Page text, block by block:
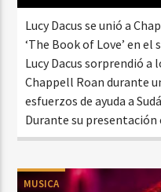
Lucy Dacus se unió a
‘The Book of Love’ en
Lucy Dacus sorprendió
Chappell Roan durante
esfuerzos de ayuda a
Durante su
MUSICA